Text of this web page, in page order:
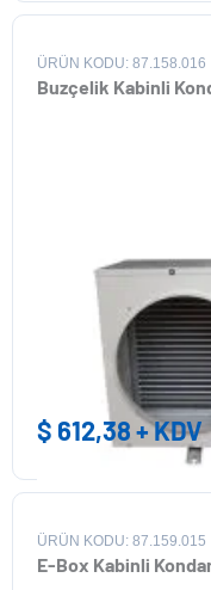
ÜRÜN KODU: 87.158.016
Buzçelik Kabinli
$ 612,38+ KDV
ÜRÜN KODU: 87.159.015
E-Box Kabinli